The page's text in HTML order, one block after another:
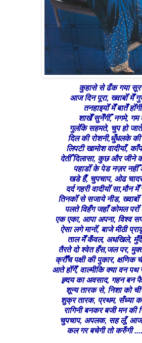
कुहासे से ढँक गया
आज दिन पूरा, ख्वाबोँ मेँ
तनहाइयोँ मेँ बातेँ
शाखेँ सुनेँगीँ, नगमे, गम
गुलोँके सहमते, चुप हो
दिल की रोशनी,धुँधलके की
लिपटी खामोश वादीयाँ,
देतीँ दिलासा, कुछ और जीने
पहाडोँ के पेड नज़र
खडे हैँ, चुपचाप, ओढ
दर्द गहरी वादीयोँ सा,मौन
तिनकोँ से सजाये नीड,
पलते विहँग जहाँ कोमल परोँ
एक एका, आपा अपना, विश्व
ऐसा लगे मानोँ, बाजे मीठी
ताल मेँ कँवल, अधखिले,
तैरते दो श्वेत हँस,जल पर,
क्रौँच पक्षी की पुकार, क्षणिक
आते होँगेँ, वाल्मीकि क्या वन
ह्र्दय का अवसाद, गहन बन
शून्य तारक से, निशा को
शुक्र तारक, प्रथम, सँध्या
रागिनी बनकर बजी मन की
चुपचाप, अपलक, सह लूँ,
कल गर बचेगी तो करुँगी